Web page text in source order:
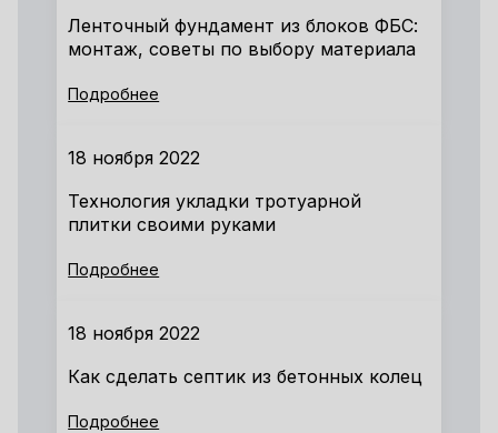
Ленточный фундамент из блоков ФБС:
монтаж, советы по выбору материала
Подробнее
18 ноября 2022
Технология укладки тротуарной
плитки своими руками
Подробнее
18 ноября 2022
Как сделать септик из бетонных колец
Подробнее